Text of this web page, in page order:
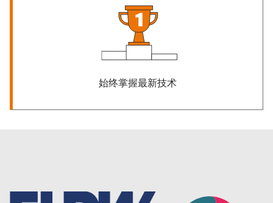
始终掌握最新技术